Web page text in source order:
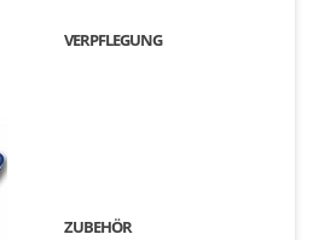
VERPFLEGUNG
ZUBEHÖR